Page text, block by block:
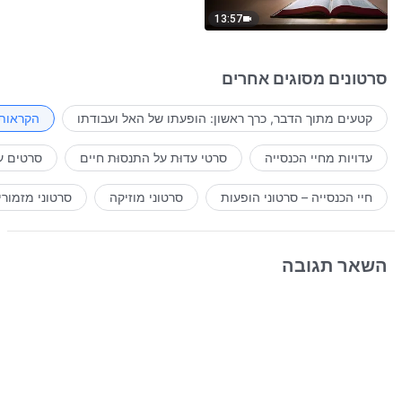
13:57
סרטונים מסוגים אחרים
קטעים מתוך הדבר, כרך ראשון: הופעתו של האל ועבודתו
עדויות מחיי הכנסייה סרטי עדוּת על התנסוּת חיים סרטים
חיי הכנסייה – סרטוני הופעות סרטוני מוזיקה סרטוני
השאר תגובה